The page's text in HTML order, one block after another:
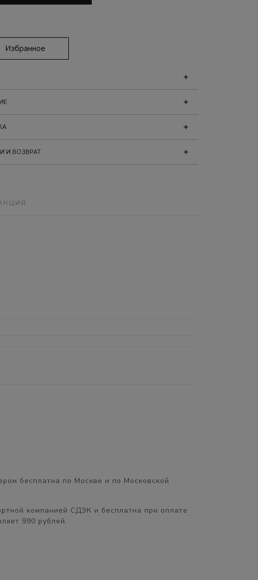
Избранное
И ВОЗВРАТ
бесплатна по Москве и по Московской
компанией СДЭК и бесплатна при оплате
990 рублей.